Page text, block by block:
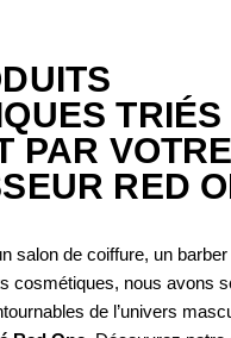
TRIÉS
PAR VOTRE
RED
salon de coiffure, un
cosmétiques, nous avons
de l’univers